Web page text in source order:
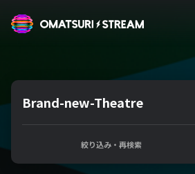
Brand-new-Theatre
絞り込み・再検索